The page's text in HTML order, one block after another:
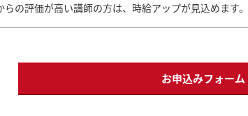
らの評価が高い講師の方は、時給アップが見込めます。
お申込みフォーム